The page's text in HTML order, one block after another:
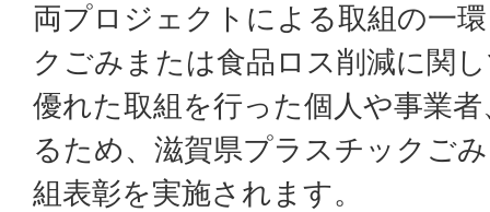
両プロジェクトによる取組の一
クごみまたは食品ロス削減に関
優れた取組を行った個人や事業
るため、滋賀県プラスチックご
組表彰を実施されます。